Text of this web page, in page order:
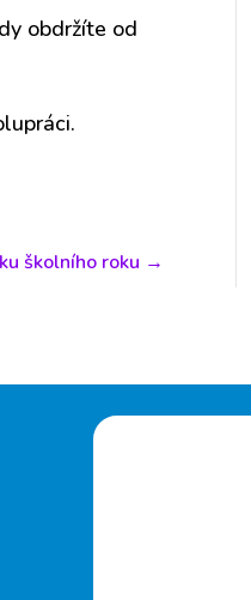
obdržíte od
školního roku →